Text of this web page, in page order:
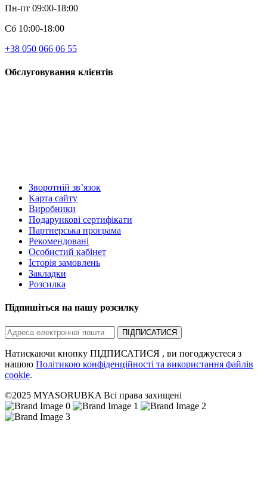
Пн-пт 09:00-18:00
Сб 10:00-18:00
+38 050 066 06 55
Обслуговування клієнтів
Зворотній зв’язок
Карта сайту
Виробники
Подарункові сертифікати
Партнерська програма
Рекомендовані
Особистий кабінет
Історія замовлень
Закладки
Розсилка
Підпишіться на нашу розсилку
ПІДПИСАТИСЯ
Натискаючи кнопку ПІДПИСАТИСЯ , ви погоджуєтеся з
нашою Політикою конфіденційності та використання файлів
cookie.
©2025 MYASORUBKA Всі права захищені